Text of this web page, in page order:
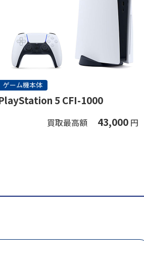
ゲーム機本体
5 CFI-1000
買取最高額 43,000 円